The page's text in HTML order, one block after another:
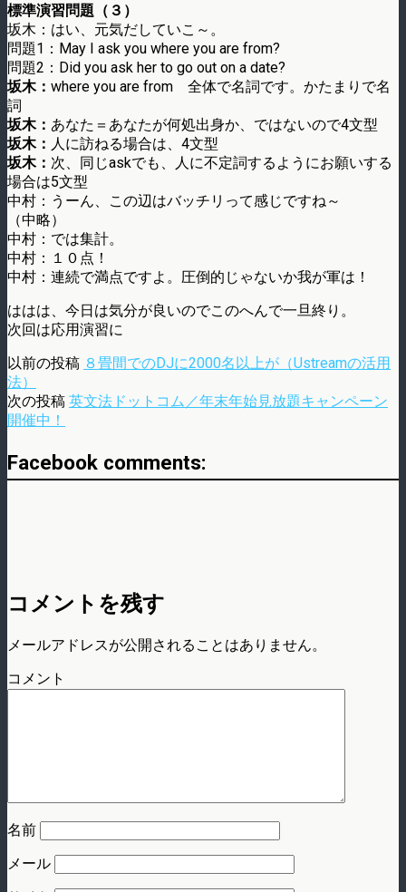
標準演習問題（３）
坂木：はい、元気だしていこ～。
問題1：May I ask you where you are from?
問題2：Did you ask her to go out on a date?
坂木： where you are from 全体で名詞です。かたまりで名
詞
坂木： あなた＝あなたが何処出身か、ではないので4文型
坂木： 人に訪ねる場合は、4文型
坂木： 次、同じaskでも、人に不定詞するようにお願いする
場合は5文型
中村：うーん、この辺はバッチリって感じですね～
（中略）
中村：では集計。
中村：１０点！
中村：連続で満点ですよ。圧倒的じゃないか我が軍は！
ははは、今日は気分が良いのでこのへんで一旦終り。
次回は応用演習に
以前の投稿 ８畳間でのDJに2000名以上が（Ustreamの活用
法）
次の投稿 英文法ドットコム／年末年始見放題キャンペーン
開催中！
Facebook comments:
コメントを残す
メールアドレスが公開されることはありません。
コメント
名前
メール